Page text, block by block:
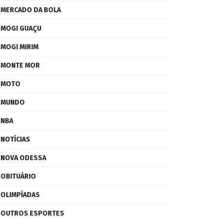
MERCADO DA BOLA
MOGI GUAÇU
MOGI MIRIM
MONTE MOR
MOTO
MUNDO
NBA
NOTÍCIAS
NOVA ODESSA
OBITUÁRIO
OLIMPÍADAS
OUTROS ESPORTES